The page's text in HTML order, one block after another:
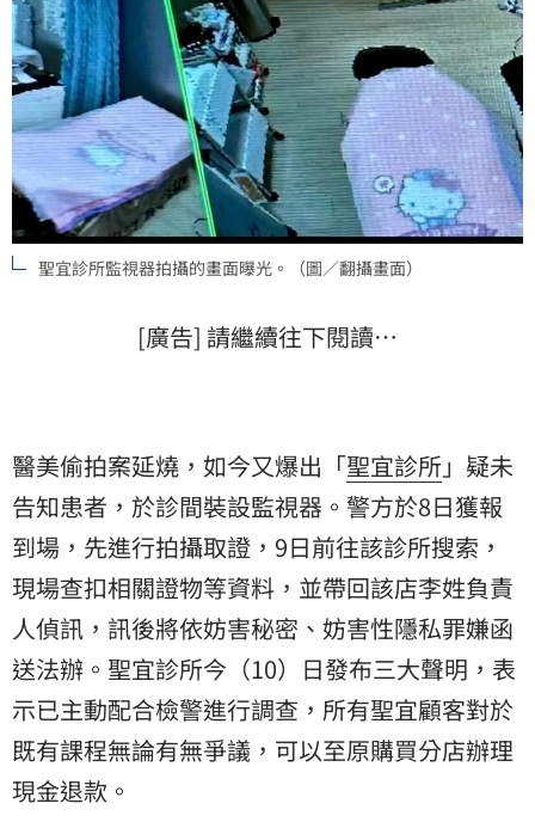
聖宜診所監視器拍攝的畫面曝光。（圖／翻攝畫面）
[廣告] 請繼續往下閱讀…
醫美偷拍案延燒，如今又爆出「聖宜診所」疑未
告知患者，於診間裝設監視器。警方於8日獲報
到場，先進行拍攝取證，9日前往該診所搜索，
現場查扣相關證物等資料，並帶回該店李姓負責
人偵訊，訊後將依妨害秘密、妨害性隱私罪嫌函
送法辦。聖宜診所今（10）日發布三大聲明，表
示已主動配合檢警進行調查，所有聖宜顧客對於
既有課程無論有無爭議，可以至原購買分店辦理
現金退款。